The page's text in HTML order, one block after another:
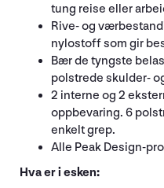
tung reise eller
Rive- og
nylostoff som gir
Bær de tyngste
polstrede skulder-
2 interne og 2
oppbevaring. 6
enkelt grep.
Alle Peak Design-
Hva er i esken: